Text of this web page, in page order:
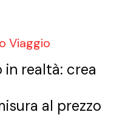
Viaggio
realtà: crea
al prezzo